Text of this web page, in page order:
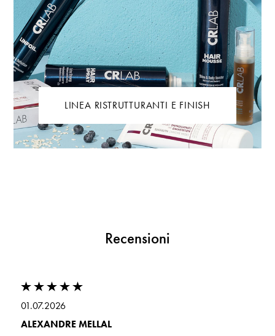
LINEA RISTRUTTURANTI E FINISH
Recensioni
01.07.2026
ALEXANDRE MELLAL